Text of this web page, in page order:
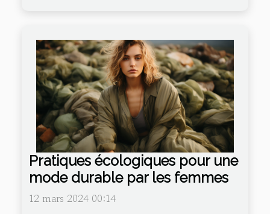
Pratiques écologiques pour une
mode durable par les femmes
12 mars 2024 00:14